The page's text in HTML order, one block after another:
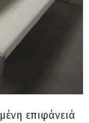
επιφάνειά